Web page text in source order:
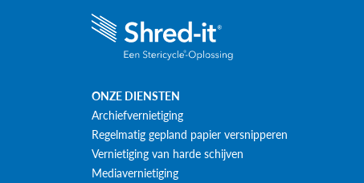
ONZE DIENSTEN
Archiefvernietiging
Regelmatig gepland papier versnipperen
Vernietiging van harde schijven
Mediavernietiging